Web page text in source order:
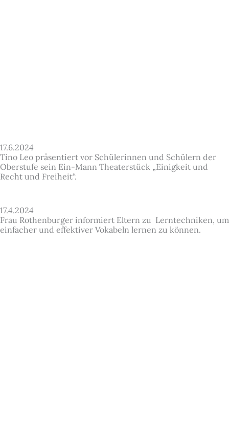
17.6.2024
Tino Leo präsentiert vor Schülerinnen und Schülern der
Oberstufe sein Ein-Mann Theaterstück „Einigkeit und
Recht und Freiheit“.
17.4.2024
Frau Rothenburger informiert Eltern zu Lerntechniken, um
einfacher und effektiver Vokabeln lernen zu können.